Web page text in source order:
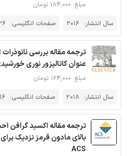
مبلغ: ۱۸۴,۰۰۰ تومان
سال انتشار: 2016 صفحات انگلیسی:
عنوان کاتالیزور نوری
مبلغ: ۱۶۴,۰۰۰ تومان
سال انتشار: 2018 صفحات انگلیسی: 16
ترجمه مقاله اکسید گرافن
بالای مادون قرمز نزدیک
ACS